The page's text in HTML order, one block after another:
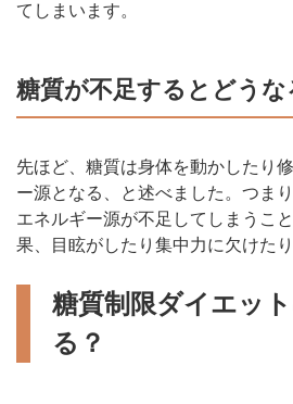
てしまいます。
糖質が不足するとどうな
先ほど、糖質は身体を動かしたり
ー源となる、と述べました。つま
エネルギー源が不足してしまうこ
果、目眩がしたり集中力に欠けた
糖質制限ダイエッ
る？